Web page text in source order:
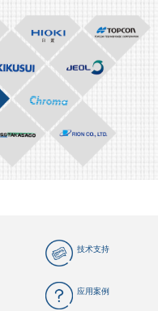
技术支持
应用案例